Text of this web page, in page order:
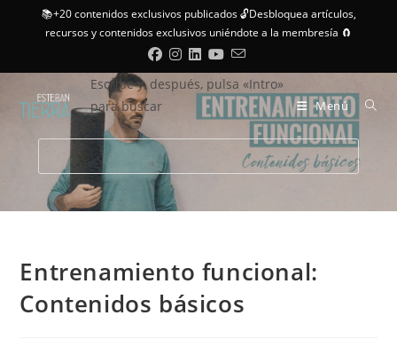
📚+20 contenidos exclusivos publicados 🔓Desbloquea artículos,
recursos y contenidos exclusivos uniéndote a la membresía 🧲
Menú
Escribe y, después, pulsa «Intro»
para buscar
Entrenamiento funcional:
Contenidos básicos